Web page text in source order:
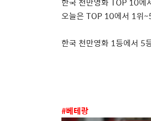
오늘은 TOP 10에서 1위
한국 천만영화 1등에서 5
#베테랑